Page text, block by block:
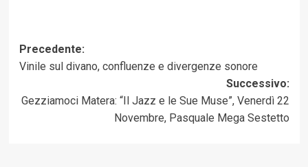
Navigazione
articolo
Precedente:
Vinile sul divano, confluenze e divergenze sonore
Successivo:
Gezziamoci Matera: “Il Jazz e le Sue Muse”, Venerdì 22
Novembre, Pasquale Mega Sestetto